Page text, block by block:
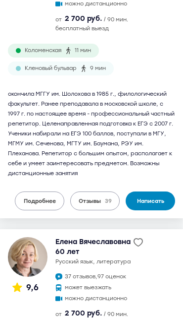
можно дистанционно
от 2 700 руб. / 90 мин.
бесплатный выезд
Коломенская 11 мин
Кленовый бульвар 9 мин
окончила МГГУ им. Шолохова в 1985 г., филологический
факультет. Ранее преподавала в московской школе, с
1997 г. по настоящее время - профессиональный частный
репетитор. Целенаправленная подготовка к ЕГЭ с 2007 г.
Ученики набирали на ЕГЭ 100 баллов, поступали в МГУ,
МГМУ им. Сеченова, МГТУ им. Баумана, РЭУ им.
Плеханова. Репетитор с большим опытом, располагает к
себе и умеет заинтересовать предметом. Возможны
дистанционные занятия
Подробнее Отзывы 39 Написать
9,6
Елена Вячеславовна
60 лет
русский язык, литература
37 отзывов,97 оценок
может выезжать
можно дистанционно
от 2 700 руб. / 90 мин.